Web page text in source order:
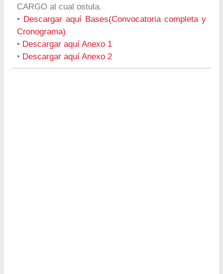
CARGO al cual ostula.
• Descargar aquí Bases(Convocatoria completa y
Cronograma)
• Descargar aquí Anexo 1
• Descargar aquí Anexo 2